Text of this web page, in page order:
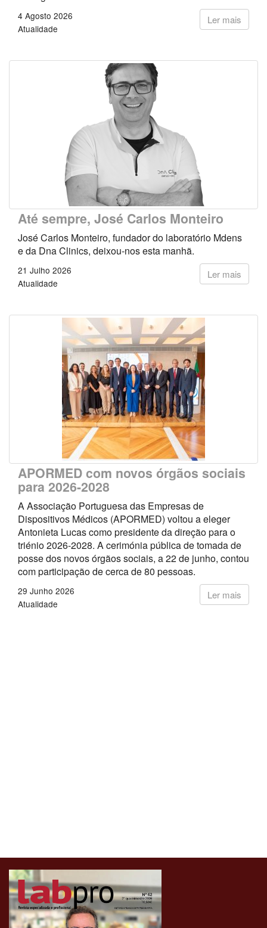
Ler mais
4 Agosto 2026
Atualidade
Até sempre, José Carlos Monteiro
José Carlos Monteiro, fundador do laboratório Mdens
e da Dna Clinics, deixou-nos esta manhã.
Ler mais
21 Julho 2026
Atualidade
APORMED com novos órgãos sociais
para 2026-2028
A Associação Portuguesa das Empresas de
Dispositivos Médicos (APORMED) voltou a eleger
Antonieta Lucas como presidente da direção para o
triénio 2026-2028. A cerimónia pública de tomada de
posse dos novos órgãos sociais, a 22 de junho, contou
com participação de cerca de 80 pessoas.
Ler mais
29 Junho 2026
Atualidade